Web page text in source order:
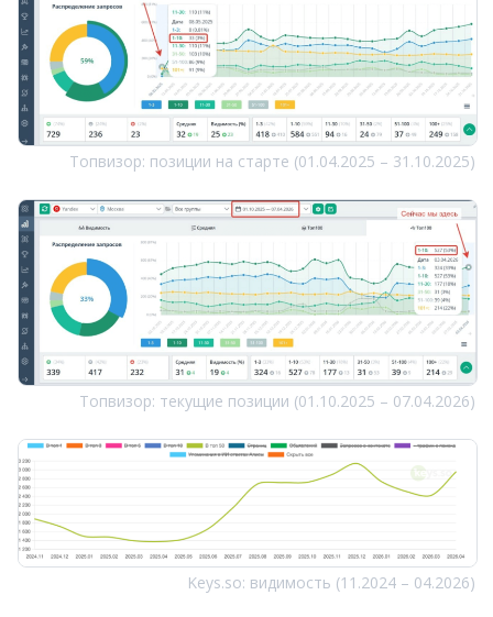
Топвизор: позиции на старте (01.04.2025 – 31.10.2025)
Топвизор: текущие позиции (01.10.2025 – 07.04.2026)
Keys.so: видимость (11.2024 – 04.2026)